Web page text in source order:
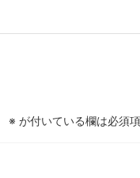
※ が付いている欄は必須